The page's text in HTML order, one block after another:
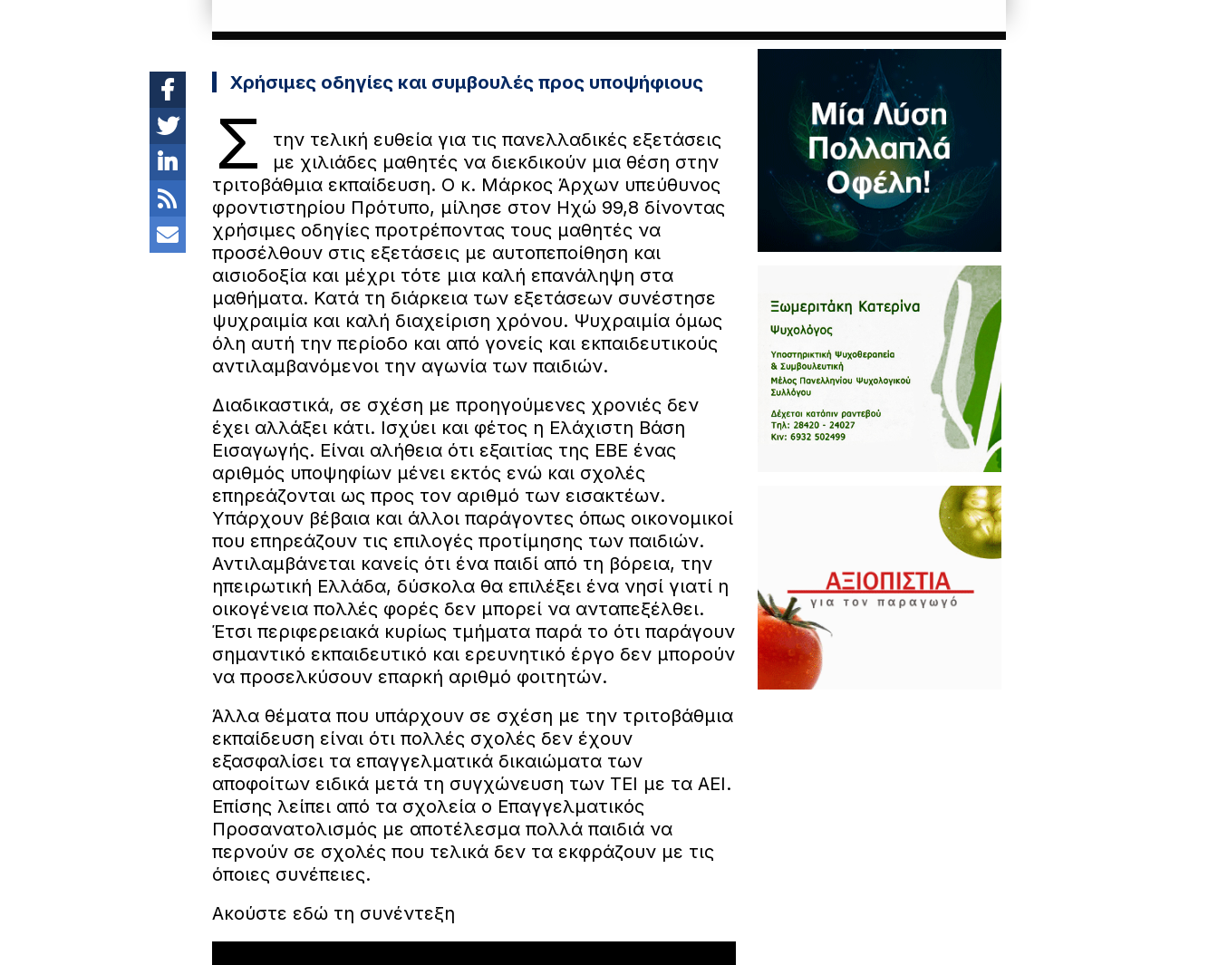
Χρήσιμες οδηγίες και συμβουλές προς υποψήφιους
Σ
την τελική ευθεία για τις πανελλαδικές εξετάσεις
με χιλιάδες μαθητές να διεκδικούν μια θέση στην
τριτοβάθμια εκπαίδευση. Ο κ. Μάρκος Άρχων υπεύθυνος
φροντιστηρίου Πρότυπο, μίλησε στον Ηχώ 99,8 δίνοντας
χρήσιμες οδηγίες προτρέποντας τους μαθητές να
προσέλθουν στις εξετάσεις με αυτοπεποίθηση και
αισιοδοξία και μέχρι τότε μια καλή επανάληψη στα
μαθήματα. Κατά τη διάρκεια των εξετάσεων συνέστησε
ψυχραιμία και καλή διαχείριση χρόνου. Ψυχραιμία όμως
όλη αυτή την περίοδο και από γονείς και εκπαιδευτικούς
αντιλαμβανόμενοι την αγωνία των παιδιών.
Διαδικαστικά, σε σχέση με προηγούμενες χρονιές δεν
έχει αλλάξει κάτι. Ισχύει και φέτος η Ελάχιστη Βάση
Εισαγωγής. Είναι αλήθεια ότι εξαιτίας της ΕΒΕ ένας
αριθμός υποψηφίων μένει εκτός ενώ και σχολές
επηρεάζονται ως προς τον αριθμό των εισακτέων.
Υπάρχουν βέβαια και άλλοι παράγοντες όπως οικονομικοί
που επηρεάζουν τις επιλογές προτίμησης των παιδιών.
Αντιλαμβάνεται κανείς ότι ένα παιδί από τη βόρεια, την
ηπειρωτική Ελλάδα, δύσκολα θα επιλέξει ένα νησί γιατί η
οικογένεια πολλές φορές δεν μπορεί να ανταπεξέλθει.
Έτσι περιφερειακά κυρίως τμήματα παρά το ότι παράγουν
σημαντικό εκπαιδευτικό και ερευνητικό έργο δεν μπορούν
να προσελκύσουν επαρκή αριθμό φοιτητών.
Άλλα θέματα που υπάρχουν σε σχέση με την τριτοβάθμια
εκπαίδευση είναι ότι πολλές σχολές δεν έχουν
εξασφαλίσει τα επαγγελματικά δικαιώματα των
αποφοίτων ειδικά μετά τη συγχώνευση των ΤΕΙ με τα ΑΕΙ.
Επίσης λείπει από τα σχολεία ο Επαγγελματικός
Προσανατολισμός με αποτέλεσμα πολλά παιδιά να
περνούν σε σχολές που τελικά δεν τα εκφράζουν με τις
όποιες συνέπειες.
Ακούστε εδώ τη συνέντεξη